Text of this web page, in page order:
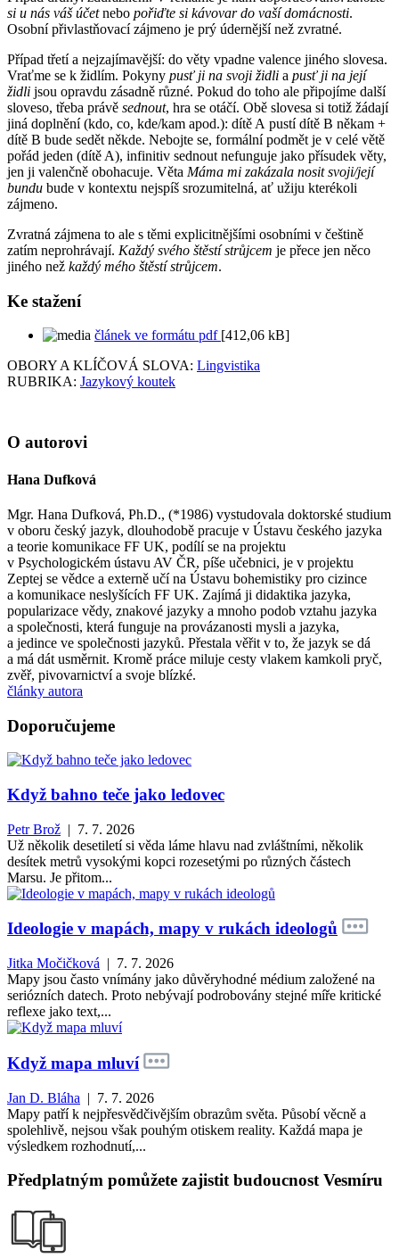
si u nás váš účetnebo pořiďte si kávovar do vaší domácnosti.
Osobní přivlastňovací zájmeno je prý údernější než zvratné.
Případ třetí a nejzajímavější: do věty vpadne valence jiného slovesa.
Vraťme se k židlím. Pokyny pusť ji na svoji židli a pusť ji na její
židli jsou opravdu zásadně různé. Pokud do toho ale připojíme další
sloveso, třeba právě sednout, hra se otáčí. Obě slovesa si totiž žádají
jiná doplnění (kdo, co, kde/kam apod.): dítě A pustí dítě B někam +
dítě B bude sedět někde. Nebojte se, formální podmět je v celé větě
pořád jeden (dítě A), infinitiv sednout nefunguje jako přísudek věty,
jen ji valenčně obohacuje. Věta Máma mi zakázala nosit svoji/její
bundu bude v kontextu nejspíš srozumitelná, ať užiju kterékoli
zájmeno.
Zvratná zájmena to ale s těmi explicitnějšími osobními v češtině
zatím neprohrávají. Každý svého štěstí strůjcem je přece jen něco
jiného než každý mého štěstí strůjcem.
Ke stažení
článek ve formátu pdf [412,06 kB]
OBORY A KLÍČOVÁ SLOVA: Lingvistika
RUBRIKA: Jazykový koutek
O autorovi
Hana Dufková
Mgr. Hana Dufková, Ph.D., (*1986) vystudovala doktorské studium
v oboru český jazyk, dlouhodobě pracuje v Ústavu českého jazyka
a teorie komunikace FF UK, podílí se na projektu
v Psychologickém ústavu AV ČR, píše učebnici, je v projektu
Zeptej se vědce a externě učí na Ústavu bohemistiky pro cizince
a komunikace neslyšících FF UK. Zajímá ji didaktika jazyka,
popularizace vědy, znakové jazyky a mnoho podob vztahu jazyka
a společnosti, která funguje na provázanosti mysli a jazyka,
a jedince ve společnosti jazyků. Přestala věřit v to, že jazyk se dá
a má dát usměrnit. Kromě práce miluje cesty vlakem kamkoli pryč,
zvěř, pivovarnictví a svoje blízké.
články autora
Doporučujeme
Když bahno teče jako ledovec
Petr Brož | 7. 7. 2026
Už několik desetiletí si věda láme hlavu nad zvláštními, několik
desítek metrů vysokými kopci rozesetými po různých částech
Marsu. Je přitom...
Ideologie v mapách, mapy v rukách ideologů
Jitka Močičková | 7. 7. 2026
Mapy jsou často vnímány jako důvěryhodné médium založené na
seriózních datech. Proto nebývají podrobovány stejné míře kritické
reflexe jako text,...
Když mapa mluví
Jan D. Bláha | 7. 7. 2026
Mapy patří k nejpřesvědčivějším obrazům světa. Působí věcně a
spolehlivě, nejsou však pouhým otiskem reality. Každá mapa je
výsledkem rozhodnutí,...
Předplatným pomůžete zajistit budoucnost Vesmíru